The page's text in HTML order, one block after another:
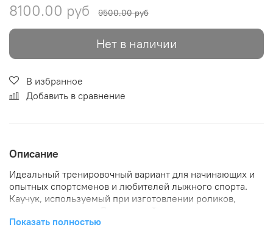
8100.00 руб 9500.00 руб
Нет в наличии
В избранное
Добавить в сравнение
Описание
Идеальный тренировочный вариант для начинающих и
опытных спортсменов и любителей лыжного спорта.
Каучук, используемый при изготовлении роликов,
лыжероллерам сглаживать мелкие неровности
Показать полностью